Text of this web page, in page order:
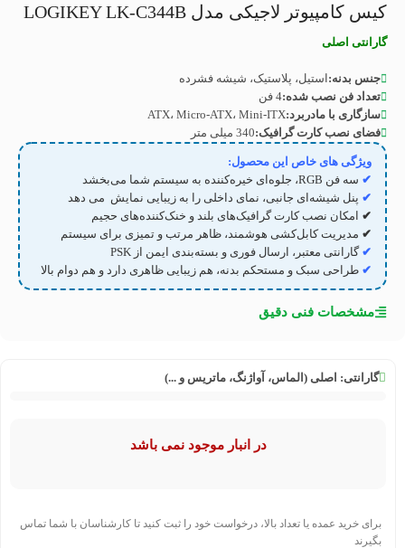
کیس کامپیوتر لاجیکی مدل LOGIKEY LK-C344B
گارانتی اصلی
جنس بدنه: استیل، پلاستیک، شیشه فشرده
تعداد فن نصب شده:4 فن
سازگاری با مادربرد:ATX، Micro-ATX، Mini-ITX
فضای نصب کارت گرافیک:340 میلی متر
ویژگی های خاص این محصول:
✔ سه فن RGB، جلوه‌ای خیره‌کننده به سیستم شما می‌بخشد
✔ پنل شیشه‌ای جانبی، نمای داخلی را به زیبایی نمایش می دهد
✔ امکان نصب کارت گرافیک‌های بلند و خنک‌کننده‌های حجیم
✔ مدیریت کابل‌کشی هوشمند، ظاهر مرتب و تمیزی برای سیستم
✔ گارانتی معتبر، ارسال فوری و بسته‌بندی ایمن از PSK
✔ طراحی سبک و مستحکم بدنه، هم زیبایی ظاهری دارد و هم دوام بالا
مشخصات فنی دقیق
گارانتی: اصلی (الماس، آواژنگ، ماتریس و ...)
در انبار موجود نمی باشد
برای خرید عمده یا تعداد بالا، درخواست خود را ثبت کنید تا کارشناسان با شما تماس
بگیرند